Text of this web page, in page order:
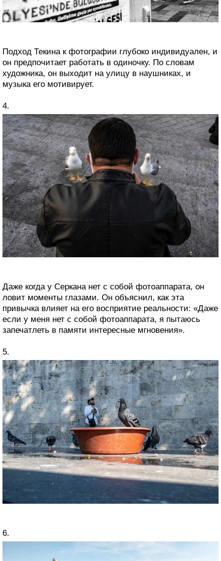
Подход Текина к фотографии глубоко индивидуален, и
он предпочитает работать в одиночку. По словам
художника, он выходит на улицу в наушниках, и
музыка его мотивирует.
4.
Даже когда у Серкана нет с собой фотоаппарата, он
ловит моменты глазами. Он объяснил, как эта
привычка влияет на его восприятие реальности: «Даже
если у меня нет с собой фотоаппарата, я пытаюсь
запечатлеть в памяти интересные мгновения».
5.
6.